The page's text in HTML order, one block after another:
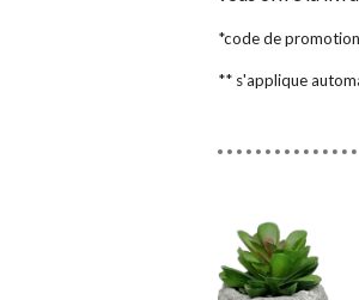
*code de
** s'applique